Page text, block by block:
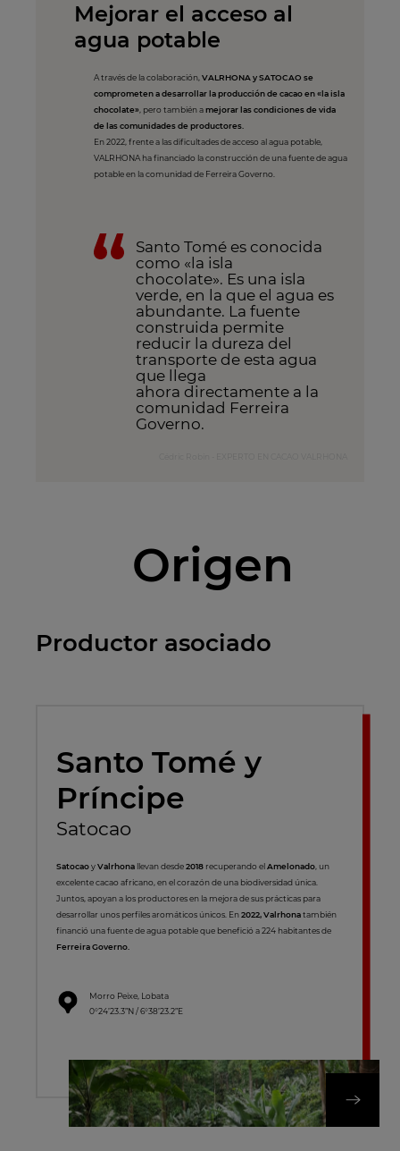
Mejorar el acceso al
agua potable
A través de la colaboración, VALRHONA y SATOCAO se
comprometen a desarrollar la producción de cacao en «la isla
chocolate» , pero también amejorar las condiciones de vida
de las comunidades de productores.
En 2022, frente a las dificultades de acceso al agua potable,
VALRHONA ha financiado la construcción de una fuente de agua
potable en la comunidad de Ferreira Governo.
Santo Tomé es conocida
como «la isla
chocolate». Es una isla
verde, en la que el agua es
abundante. La fuente
construida permite
reducir la dureza del
transporte de esta agua
que llega
ahora directamente a la
comunidad Ferreira
Governo.
Origen
Productor asociado
Santo Tomé y
Príncipe
Satocao
SatocaoyValrhona llevan desde2018 recuperando elAmelonado, un
excelente cacao africano, en el corazón de una biodiversidad única.
Juntos, apoyan a los productores en la mejora de sus prácticas para
desarrollar unos perfiles aromáticos únicos. En2022, Valrhonatambién
financió una fuente de agua potable que benefició a 224 habitantes de
Ferreira Governo.
Morro Peixe, Lobata
0°24’23.3”N / 6°38’23.2”E
DESCUBRA